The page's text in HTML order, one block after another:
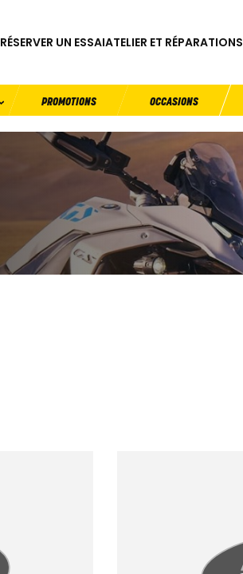
RÉSERVER UN ESSAIATELIER ET RÉPARATIONS
PROMOTIONS OCCASIONS